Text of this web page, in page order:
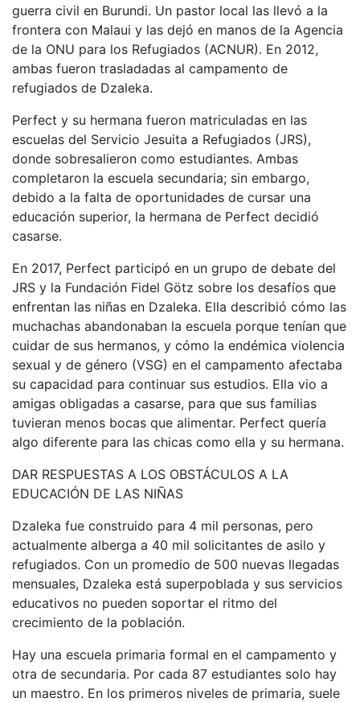
guerra civil en Burundi. Un pastor local las llevó a la
frontera con Malaui y las dejó en manos de la Agencia
de la ONU para los Refugiados (ACNUR). En 2012,
ambas fueron trasladadas al campamento de
refugiados de Dzaleka.
Perfect y su hermana fueron matriculadas en las
escuelas del Servicio Jesuita a Refugiados (JRS),
donde sobresalieron como estudiantes. Ambas
completaron la escuela secundaria; sin embargo,
debido a la falta de oportunidades de cursar una
educación superior, la hermana de Perfect decidió
casarse.
En 2017, Perfect participó en un grupo de debate del
JRS y la Fundación Fidel Götz sobre los desafíos que
enfrentan las niñas en Dzaleka. Ella describió cómo las
muchachas abandonaban la escuela porque tenían que
cuidar de sus hermanos, y cómo la endémica violencia
sexual y de género (VSG) en el campamento afectaba
su capacidad para continuar sus estudios. Ella vio a
amigas obligadas a casarse, para que sus familias
tuvieran menos bocas que alimentar. Perfect quería
algo diferente para las chicas como ella y su hermana.
DAR RESPUESTAS A LOS OBSTÁCULOS A LA
EDUCACIÓN DE LAS NIÑAS
Dzaleka fue construido para 4 mil personas, pero
actualmente alberga a 40 mil solicitantes de asilo y
refugiados. Con un promedio de 500 nuevas llegadas
mensuales, Dzaleka está superpoblada y sus servicios
educativos no pueden soportar el ritmo del
crecimiento de la población.
Hay una escuela primaria formal en el campamento y
otra de secundaria. Por cada 87 estudiantes solo hay
un maestro. En los primeros niveles de primaria, suele